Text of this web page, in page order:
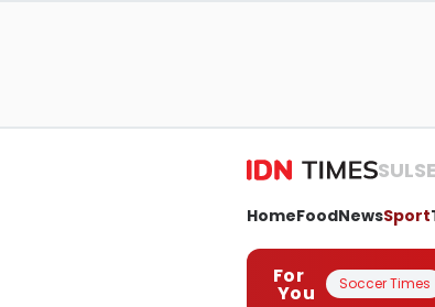
HomeFoodNewsSport
For
You Soccer Times